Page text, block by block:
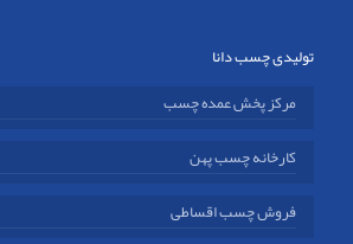
تولیدی چسب دانا
مرکز پخش عمده چسب
کارخانه چسب پهن
فروش چسب اقساطی